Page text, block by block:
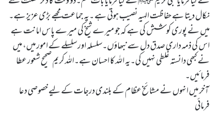
نکال دیتا ہے حفاظت الہیہ نصیب ہوتی ہے ۔یہ جماعت مجھے بڑی عزیز ہے۔
میں نے پوری کوشش کی ہے کہ جو میرے شیخ کی میرے پاس امانت ہے
اس کی ذمہ داری صدق دل سے نبھاؤں۔سلسلہ اور سلسلے کے امور میں، میں
نے کبھی دانستہ غلطی نہیں کی۔یہ اللہ کا احسان ہے۔اللہ کریم صحیح شعور عطا
فرمائیں۔
آخر میں انہوں نے مشائخ عظام کے بلندی درجات کے لیے خصوصی دعا
فرمائی